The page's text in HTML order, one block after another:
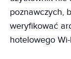
poznawczych,
weryfikować
hotelowego Wi-